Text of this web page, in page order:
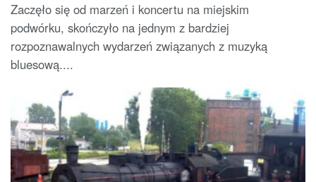
Zaczęło się od marzeń i koncertu na miejskim
podwórku, skończyło na jednym z bardziej
rozpoznawalnych wydarzeń związanych z muzyką
bluesową....